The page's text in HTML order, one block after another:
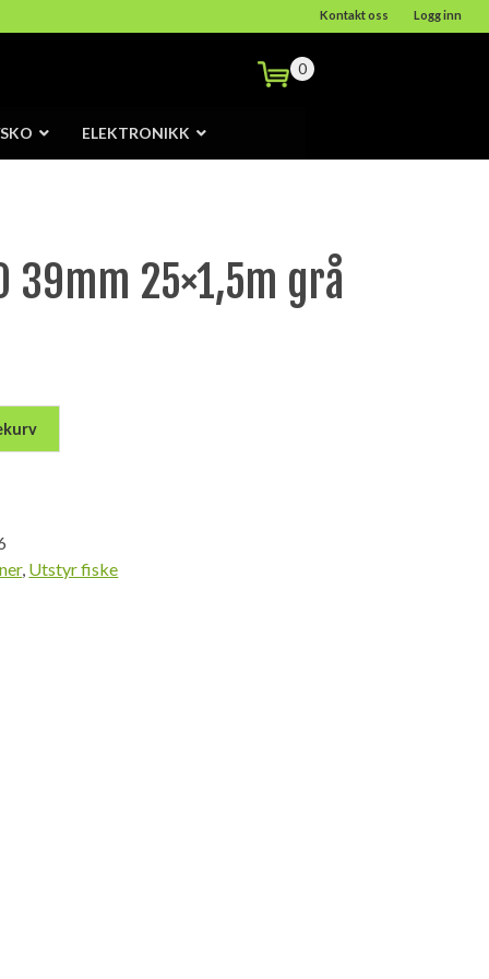
Kontakt oss Logg inn
0
ELEKTRONIKK
39mm 25×1,5m grå
, Utstyr fiske